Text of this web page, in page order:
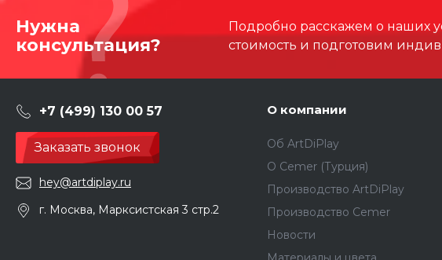
Нужна
консультация?
Подробно расскажем о наших
стоимость и подготовим
+7 (499) 130 00 57
Заказать звонок
hey@artdiplay.ru
г. Москва, Марксистская 3 стр.2
О компании
Об ArtDiPlay
О Сemer (Турция)
Производство ArtDiPlay
Производство Cemer
Новости